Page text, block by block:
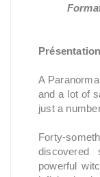
A
and a lot of
just a
Forty-
powerful